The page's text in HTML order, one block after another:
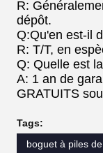
R:
dépôt.
Q:Qu'en est-il
R: T/T, en
Q: Quelle est
A: 1 an de
GRATUITS
Tags:
boguet à piles